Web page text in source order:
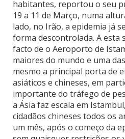
habitantes, reportou o seu
19 a 11 de Março, numa
lado, no Irão, a epidemia já
forma descontrolada. A esta
facto de o Aeroporto de
maiores do mundo e uma
mesmo a principal porta de
asiáticos e chineses, em
importante do tráfego de
a Ásia faz escala em
cidadãos chineses todos os
um mês, após o começo da